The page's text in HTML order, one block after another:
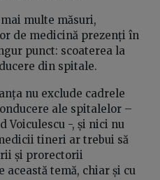
multe măsuri,
de medicină prezenți în
punct: scoaterea la
din spitale.
nu exclude cadrele
ale spitalelor –
Voiculescu -, și nici nu
tineri ar trebui să
și prorectorii
temă, chiar și cu